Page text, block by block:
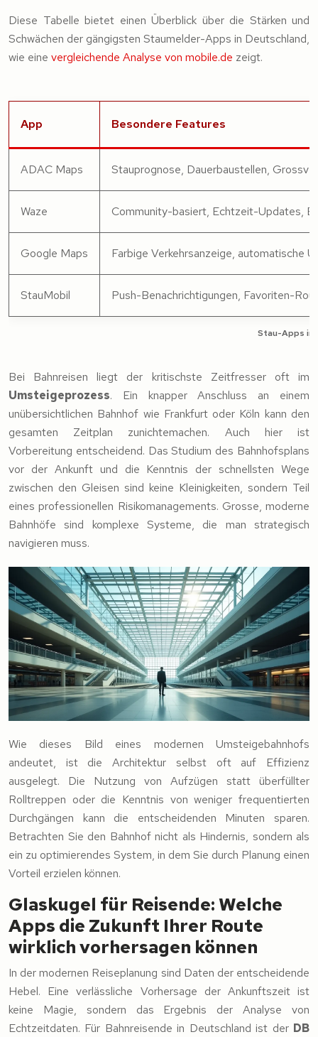
Diese Tabelle bietet einen Überblick über die Stärken und
Schwächen der gängigsten Staumelder-Apps in Deutschland,
wie eine vergleichende Analyse von mobile.de zeigt.
Stau-Apps im
App Besondere Features
ADAC Maps Stauprognose, Dauerbaustellen,
Waze Community-basiert, Echtzeit-Updates,
Google Maps Farbige Verkehrsanzeige, automatische
StauMobil Push-Benachrichtigungen, Favoriten-
Bei Bahnreisen liegt der kritischste Zeitfresser oft im
Umsteigeprozess. Ein knapper Anschluss an einem
unübersichtlichen Bahnhof wie Frankfurt oder Köln kann den
gesamten Zeitplan zunichtemachen. Auch hier ist
Vorbereitung entscheidend. Das Studium des Bahnhofsplans
vor der Ankunft und die Kenntnis der schnellsten Wege
zwischen den Gleisen sind keine Kleinigkeiten, sondern Teil
eines professionellen Risikomanagements. Grosse, moderne
Bahnhöfe sind komplexe Systeme, die man strategisch
navigieren muss.
Wie dieses Bild eines modernen Umsteigebahnhofs
andeutet, ist die Architektur selbst oft auf Effizienz
ausgelegt. Die Nutzung von Aufzügen statt überfüllter
Rolltreppen oder die Kenntnis von weniger frequentierten
Durchgängen kann die entscheidenden Minuten sparen.
Betrachten Sie den Bahnhof nicht als Hindernis, sondern als
ein zu optimierendes System, in dem Sie durch Planung einen
Vorteil erzielen können.
Glaskugel für Reisende: Welche
Apps die Zukunft Ihrer Route
wirklich vorhersagen können
In der modernen Reiseplanung sind Daten der entscheidende
Hebel. Eine verlässliche Vorhersage der Ankunftszeit ist
keine Magie, sondern das Ergebnis der Analyse von
Echtzeitdaten. Für Bahnreisende in Deutschland ist der DB